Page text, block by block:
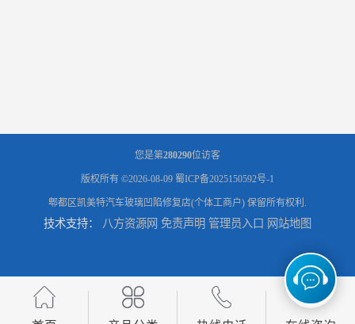
您是第280290位访客
版权所有 ©2026-08-09 蜀ICP备2025150592号-1
郫都区凯美特汽车玻璃凹陷修复店(个体工商户) 保留所有权利.
技术支持： 八方资源网 免责声明 管理员入口 网站地图